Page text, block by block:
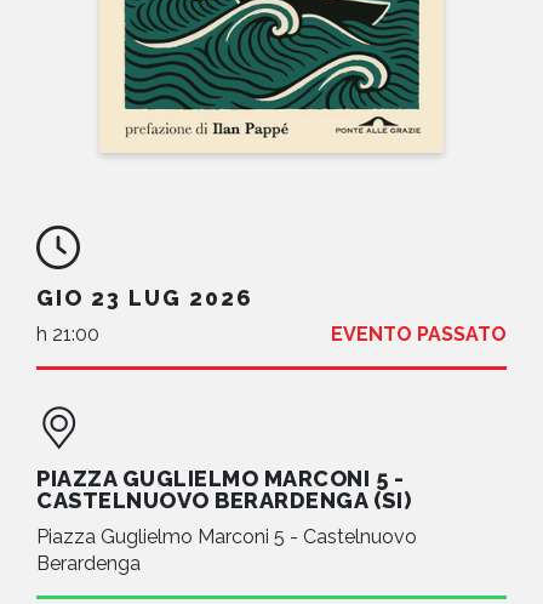
GIO 23 LUG 2026
h 21:00 EVENTO PASSATO
PIAZZA GUGLIELMO MARCONI 5 -
CASTELNUOVO BERARDENGA (SI)
Piazza Guglielmo Marconi 5 - Castelnuovo
Berardenga